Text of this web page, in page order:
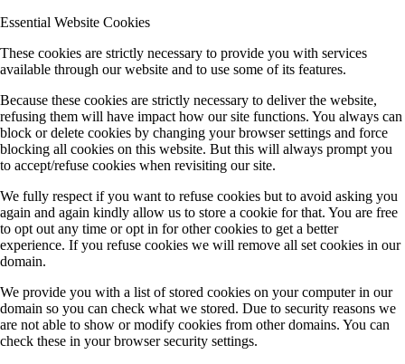
Essential Website Cookies
These cookies are strictly necessary to provide you with services
available through our website and to use some of its features.
Because these cookies are strictly necessary to deliver the website,
refusing them will have impact how our site functions. You always can
block or delete cookies by changing your browser settings and force
blocking all cookies on this website. But this will always prompt you
to accept/refuse cookies when revisiting our site.
We fully respect if you want to refuse cookies but to avoid asking you
again and again kindly allow us to store a cookie for that. You are free
to opt out any time or opt in for other cookies to get a better
experience. If you refuse cookies we will remove all set cookies in our
domain.
We provide you with a list of stored cookies on your computer in our
domain so you can check what we stored. Due to security reasons we
are not able to show or modify cookies from other domains. You can
check these in your browser security settings.